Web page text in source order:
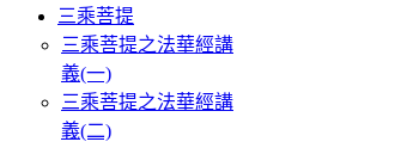
三乘菩提
三乘菩提之法華經講
義(一)
三乘菩提之法華經講
義(二)